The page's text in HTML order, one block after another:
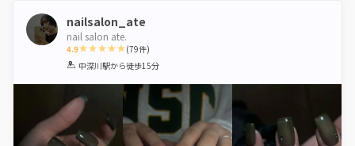
nailsalon_ate
nail salon ate.
4.9
1 2 3 4 5
(79件)
中深川駅から徒歩15分